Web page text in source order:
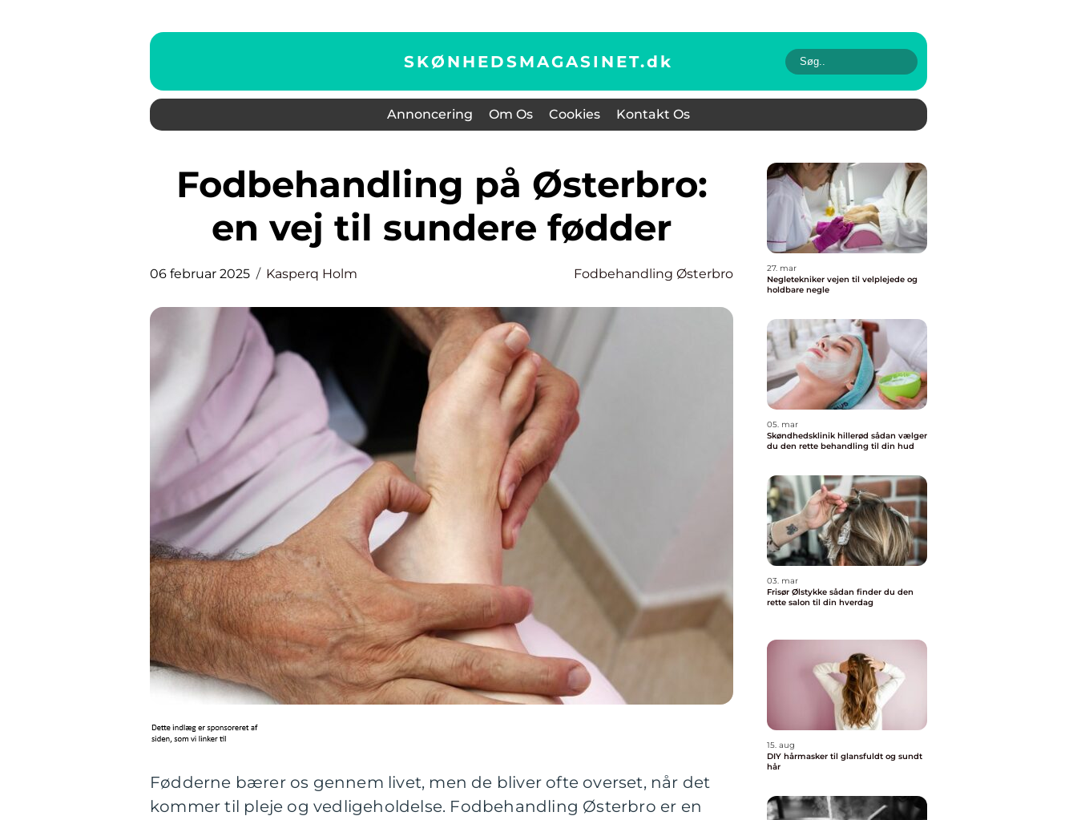
SKØNHEDSMAGASINET.dk
Annoncering Om Os Cookies Kontakt Os
Fodbehandling på Østerbro:
en vej til sundere fødder
06 februar 2025 Kasperq Holm Fodbehandling Østerbro
Fødderne bærer os gennem livet, men de bliver ofte overset, når det
kommer til pleje og vedligeholdelse. Fodbehandling Østerbro er en
27. mar
Negletekniker vejen til velplejede og
holdbare negle
05. mar
Skøndhedsklinik hillerød sådan vælger
du den rette behandling til din hud
03. mar
Frisør Ølstykke sådan finder du den
rette salon til din hverdag
15. aug
DIY hårmasker til glansfuldt og sundt
hår